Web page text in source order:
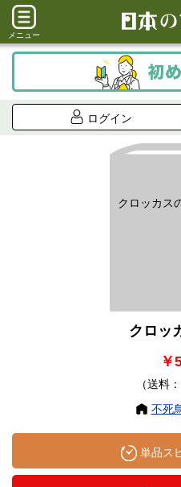
メニュー
ログイン
クロッカス
クロッ
￥
（送料
不死
単品ス